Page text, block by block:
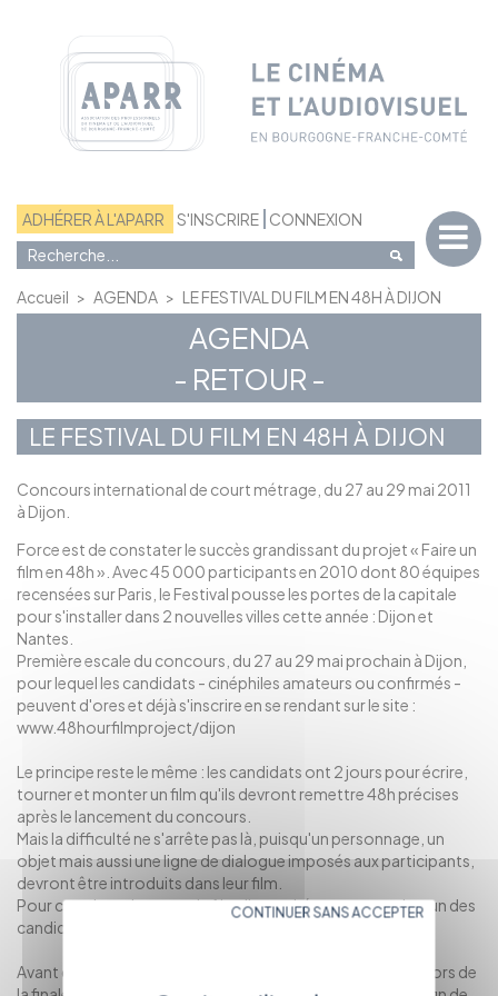
ADHÉRER À L'APARR S'INSCRIRE CONNEXION
Accueil > AGENDA > LE FESTIVAL DU FILM EN 48H À DIJON
AGENDA
- RETOUR -
LE FESTIVAL DU FILM EN 48H À DIJON
Concours international de court métrage, du 27 au 29 mai 2011
à Dijon.
Force est de constater le succès grandissant du projet « Faire un
film en 48h ». Avec 45 000 participants en 2010 dont 80 équipes
recensées sur Paris, le Festival pousse les portes de la capitale
pour s'installer dans 2 nouvelles villes cette année : Dijon et
Nantes.
Première escale du concours, du 27 au 29 mai prochain à Dijon,
pour lequel les candidats - cinéphiles amateurs ou confirmés -
peuvent d'ores et déjà s'inscrire en se rendant sur le site :
www.48hourfilmproject/dijon
Le principe reste le même : les candidats ont 2 jours pour écrire,
tourner et monter un film qu'ils devront remettre 48h précises
après le lancement du concours.
Mais la difficulté ne s'arrête pas là, puisqu'un personnage, un
objet mais aussi une ligne de dialogue imposés aux participants,
devront être introduits dans leur film.
Pour ce qui est du genre du film, il sera tiré au sort par chacun des
candidats juste avant le début de la compétition.
Avant d'élire le grand vainqueur qui représentera la France lors de
CONTINUER SANS ACCEPTER